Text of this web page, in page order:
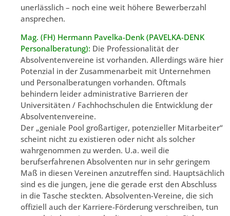
unerlässlich – noch eine weit höhere Bewerberzahl
ansprechen.
Mag. (FH) Hermann Pavelka-Denk (PAVELKA-DENK
Personalberatung): Die Professionalität der
Absolventenvereine ist vorhanden. Allerdings wäre hier
Potenzial in der Zusammenarbeit mit Unternehmen
und Personalberatungen vorhanden. Oftmals
behindern leider administrative Barrieren der
Universitäten / Fachhochschulen die Entwicklung der
Absolventenvereine.
Der „geniale Pool großartiger, potenzieller Mitarbeiter“
scheint nicht zu existieren oder nicht als solcher
wahrgenommen zu werden. U.a. weil die
berufserfahrenen Absolventen nur in sehr geringem
Maß in diesen Vereinen anzutreffen sind. Hauptsächlich
sind es die jungen, jene die gerade erst den Abschluss
in die Tasche steckten. Absolventen-Vereine, die sich
offiziell auch der Karriere-Förderung verschreiben, tun